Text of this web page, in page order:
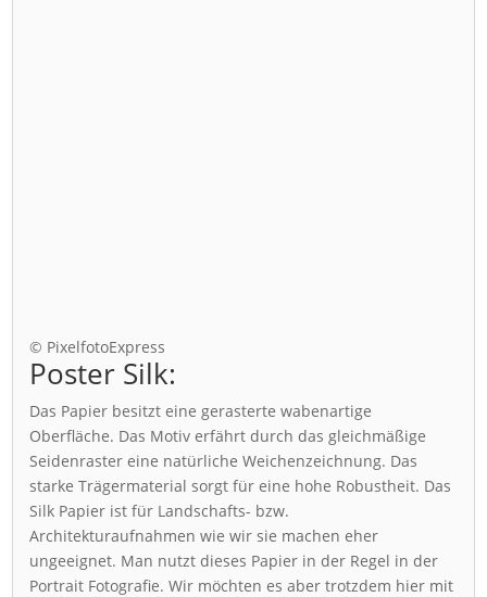
© PixelfotoExpress
Poster Silk:
Das Papier besitzt eine gerasterte wabenartige
Oberfläche. Das Motiv erfährt durch das gleichmäßige
Seidenraster eine natürliche Weichenzeichnung. Das
starke Trägermaterial sorgt für eine hohe Robustheit. Das
Silk Papier ist für Landschafts- bzw.
Architekturaufnahmen wie wir sie machen eher
ungeeignet. Man nutzt dieses Papier in der Regel in der
Portrait Fotografie. Wir möchten es aber trotzdem hier mit